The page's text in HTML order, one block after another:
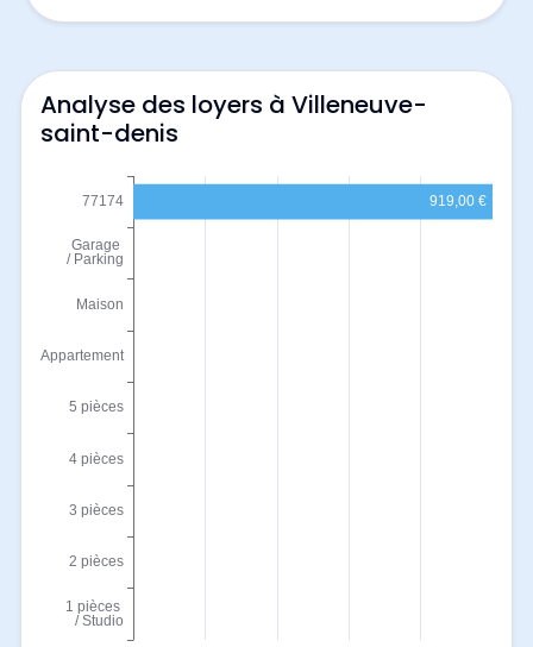
Analyse des loyers à Villeneuve-
saint-denis